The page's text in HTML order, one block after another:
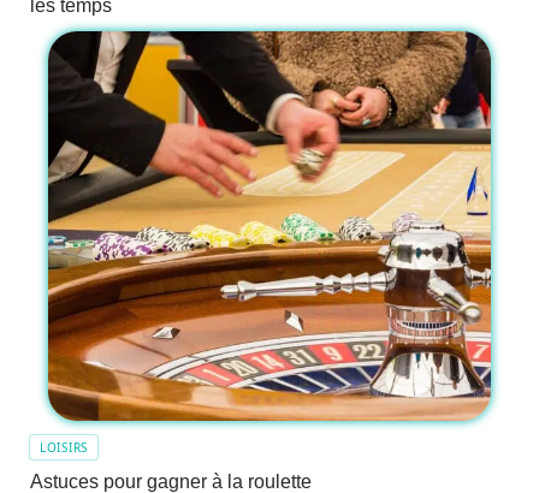
les temps
LOISIRS
Astuces pour gagner à la roulette